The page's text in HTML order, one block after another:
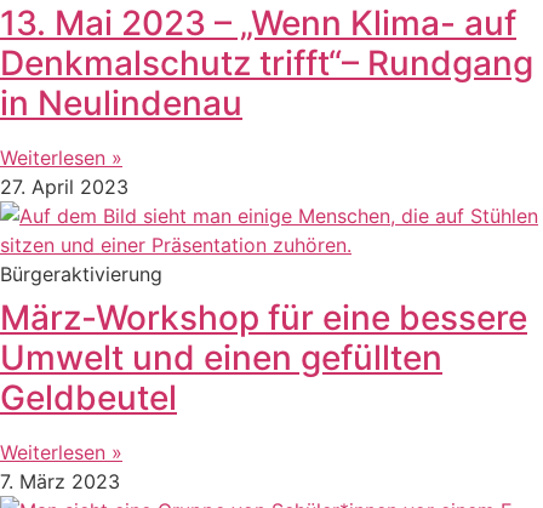
13. Mai 2023 – „Wenn Klima- auf
Denkmalschutz trifft“– Rundgang
in Neulindenau
Weiterlesen »
27. April 2023
Bürgeraktivierung
März-Workshop für eine bessere
Umwelt und einen gefüllten
Geldbeutel
Weiterlesen »
7. März 2023